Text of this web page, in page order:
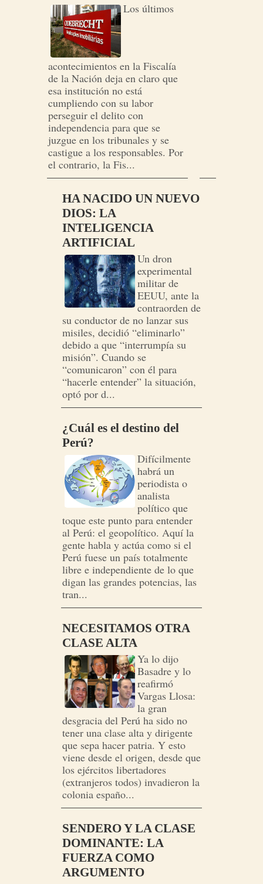
Los últimos
acontecimientos en la Fiscalía
de la Nación deja en claro que
esa institución no está
cumpliendo con su labor
perseguir el delito con
independencia para que se
juzgue en los tribunales y se
castigue a los responsables. Por
el contrario, la Fis...
HA NACIDO UN NUEVO
DIOS: LA
INTELIGENCIA
ARTIFICIAL
Un dron
experimental
militar de
EEUU, ante la
contraorden de
su conductor de no lanzar sus
misiles, decidió “eliminarlo”
debido a que “interrumpía su
misión”. Cuando se
“comunicaron” con él para
“hacerle entender” la situación,
optó por d...
¿Cuál es el destino del
Perú?
Difícilmente
habrá un
periodista o
analista
político que
toque este punto para entender
al Perú: el geopolítico. Aquí la
gente habla y actúa como si el
Perú fuese un país totalmente
libre e independiente de lo que
digan las grandes potencias, las
tran...
NECESITAMOS OTRA
CLASE ALTA
Ya lo dijo
Basadre y lo
reafirmó
Vargas Llosa:
la gran
desgracia del Perú ha sido no
tener una clase alta y dirigente
que sepa hacer patria. Y esto
viene desde el origen, desde que
los ejércitos libertadores
(extranjeros todos) invadieron la
colonia españo...
SENDERO Y LA CLASE
DOMINANTE: LA
FUERZA COMO
ARGUMENTO